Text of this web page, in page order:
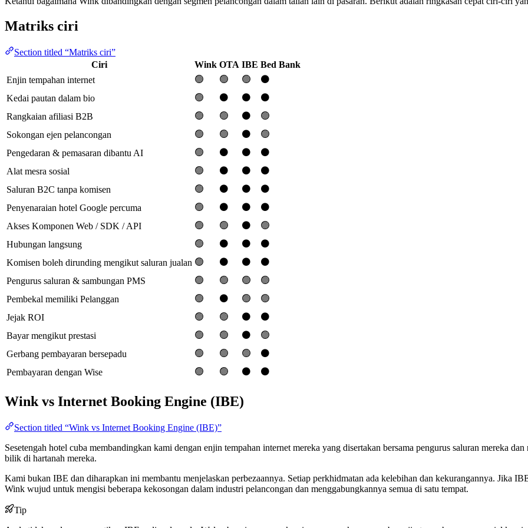
Matriks ciri
Section titled “Matriks ciri”
Ciri
Wink OTA IBE Bed Bank
Enjin tempahan internet
🟢 🟢 🟢
⚫️
Kedai pautan dalam bio
🟢 ⚫️ ⚫️
⚫️
Rangkaian afiliasi B2B
🟢 🟢 ⚫️
🟢
Sokongan ejen pelancongan
🟢 🟢 ⚫️
🟢
Pengedaran & pemasaran dibantu AI
🟢 ⚫️ ⚫️
⚫️
Alat mesra sosial
🟢 ⚫️ ⚫️
⚫️
Saluran B2C tanpa komisen
🟢 ⚫️ ⚫️
⚫️
Penyenaraian hotel Google percuma
🟢 ⚫️ ⚫️
⚫️
Akses Komponen Web / SDK / API
🟢 🟢 ⚫️
🟢
Hubungan langsung
🟢 ⚫️ ⚫️
⚫️
Komisen boleh dirunding mengikut saluran jualan 🟢 ⚫️ ⚫️
⚫️
Pengurus saluran & sambungan PMS
🟢 🟢 🟢
🟢
Pembekal memiliki Pelanggan
🟢 ⚫️ 🟢
🟢
Jejak ROI
🟢 🟢 ⚫️
⚫️
Bayar mengikut prestasi
🟢 🟢 ⚫️
🟢
Gerbang pembayaran bersepadu
🟢 🟢 🟢
⚫️
Pembayaran dengan Wise
🟢 🟢 ⚫️ ⚫️
Wink vs Internet Booking Engine (IBE)
Section titled “Wink vs Internet Booking Engine (IBE)”
Sesetengah hotel cuba membandingkan kami dengan enjin tempahan internet mereka yang disertakan bersama pengurus saluran mereka
bilik di hartanah mereka.
Kami bukan IBE dan diharapkan ini membantu menjelaskan perbezaannya. Setiap perkhidmatan ada kelebihan dan kekurangannya. Jika
Wink wujud untuk mengisi beberapa kekosongan dalam industri pelancongan dan menggabungkannya semua di satu tempat.
Tip